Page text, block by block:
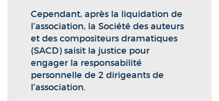
Cependant, après la liquidation de
l’association, la Société des auteurs
et des compositeurs dramatiques
(SACD) saisit la justice pour
engager la responsabilité
personnelle de 2 dirigeants de
l’association.